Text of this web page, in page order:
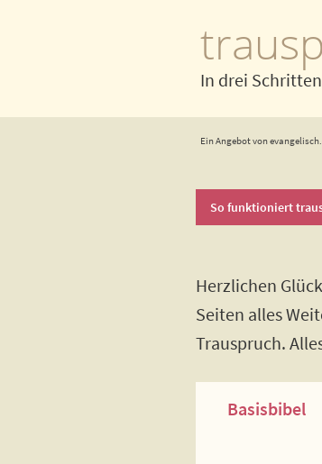
In drei
Ein Angebot von
So funktioniert
Herzlichen
Seiten alles
Trauspruch.
Basisbibel